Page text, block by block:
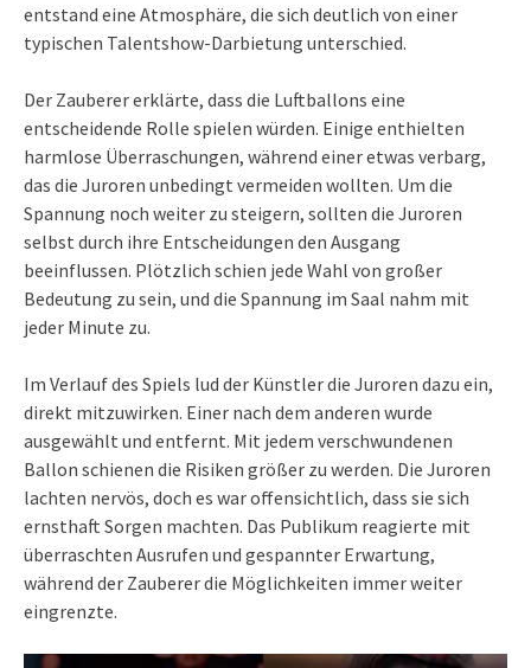
entstand eine Atmosphäre, die sich deutlich von einer
typischen Talentshow-Darbietung unterschied.
Der Zauberer erklärte, dass die Luftballons eine
entscheidende Rolle spielen würden. Einige enthielten
harmlose Überraschungen, während einer etwas verbarg,
das die Juroren unbedingt vermeiden wollten. Um die
Spannung noch weiter zu steigern, sollten die Juroren
selbst durch ihre Entscheidungen den Ausgang
beeinflussen. Plötzlich schien jede Wahl von großer
Bedeutung zu sein, und die Spannung im Saal nahm mit
jeder Minute zu.
Im Verlauf des Spiels lud der Künstler die Juroren dazu ein,
direkt mitzuwirken. Einer nach dem anderen wurde
ausgewählt und entfernt. Mit jedem verschwundenen
Ballon schienen die Risiken größer zu werden. Die Juroren
lachten nervös, doch es war offensichtlich, dass sie sich
ernsthaft Sorgen machten. Das Publikum reagierte mit
überraschten Ausrufen und gespannter Erwartung,
während der Zauberer die Möglichkeiten immer weiter
eingrenzte.